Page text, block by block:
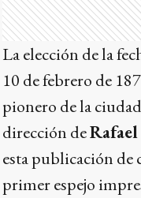
La elección de la
10 de febrero de
pionero de la
dirección de
esta publicación de
primer espejo